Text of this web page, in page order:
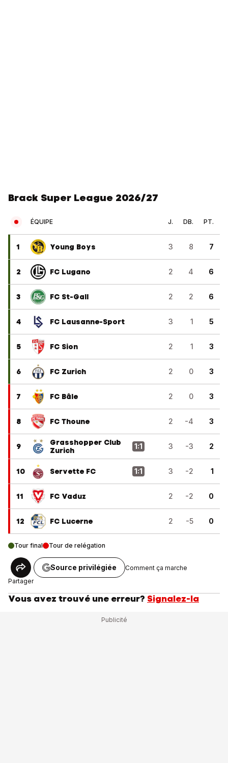
Brack Super League 2026/27
ÉQUIPE J. DB. PT.
1 Young Boys 3 8 7
2 FC Lugano 2 4 6
3 FC St-Gall 2 2 6
4 FC Lausanne-Sport 3 1 5
5 FC Sion 2 1 3
6 FC Zurich 2 0 3
7 FC Bâle 2 0 3
8 FC Thoune 2 -4 3
9
Grasshopper Club
Zurich
1:1 3 -3 2
10 Servette FC 1:1 3 -2 1
11 FC Vaduz 2 -2 0
12 FC Lucerne 2 -5 0
Tour final Tour de relégation
Partager
Source privilégiée Comment ça marche
Vous avez trouvé une erreur? Signalez-la